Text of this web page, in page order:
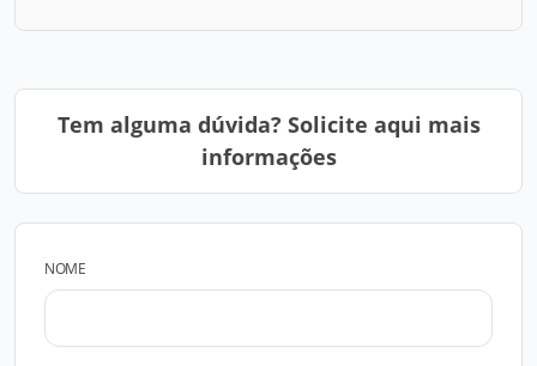
Tem alguma dúvida? Solicite aqui mais
informações
NOME